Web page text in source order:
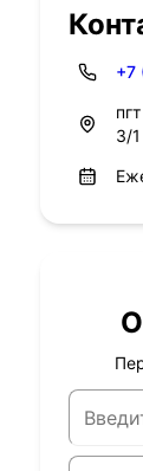
+7
3/1